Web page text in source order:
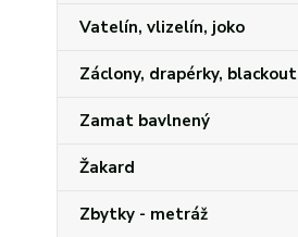
Vatelín, vlizelín, joko
Záclony, drapérky, blackout
Zamat bavlnený
Žakard
Zbytky - metráž